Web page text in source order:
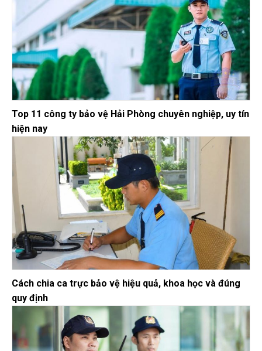
Top 11 công ty bảo vệ Hải Phòng chuyên nghiệp, uy tín
hiện nay
Cách chia ca trực bảo vệ hiệu quả, khoa học và đúng
quy định